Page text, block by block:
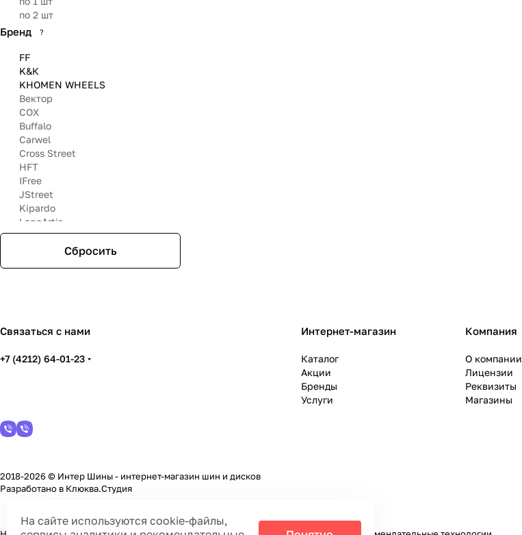
66.45
110.1
110.5
по 2 шт
Бренд ?
FF
K&К
KHOMEN WHEELS
Вектор
COX
Buffalo
Carwel
Cross Street
HFT
IFree
JStreet
Kipardo
LegeArtis
LENSO
Venti
YST
Сбросить
Связаться с нами
+7 (4212) 64-01-23
Интернет-магазин
Каталог
Акции
Бренды
Услуги
Компания
О компании
Лицензии
Реквизиты
Магазины
2018-2026 © Интер Шины - интернет-магазин шин и дисков
Разработано в Клюква.Студия
На сайте используются cookie-файлы,